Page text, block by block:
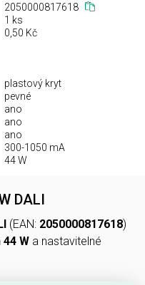
2050000817618
1 ks
0,50 Kč
plastový kryt
pevné
ano
ano
ano
300-1050 mA
44 W
DALI
(EAN: 2050000817618)
W a nastavitelné